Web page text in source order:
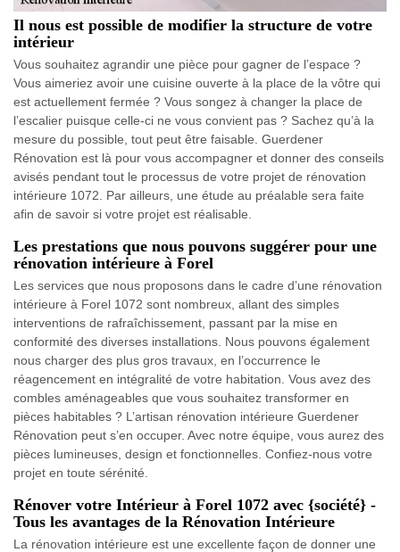
Il nous est possible de modifier la structure de votre
intérieur
Vous souhaitez agrandir une pièce pour gagner de l’espace ?
Vous aimeriez avoir une cuisine ouverte à la place de la vôtre qui
est actuellement fermée ? Vous songez à changer la place de
l’escalier puisque celle-ci ne vous convient pas ? Sachez qu’à la
mesure du possible, tout peut être faisable. Guerdener
Rénovation est là pour vous accompagner et donner des conseils
avisés pendant tout le processus de votre projet de rénovation
intérieure 1072. Par ailleurs, une étude au préalable sera faite
afin de savoir si votre projet est réalisable.
Les prestations que nous pouvons suggérer pour une
rénovation intérieure à Forel
Les services que nous proposons dans le cadre d’une rénovation
intérieure à Forel 1072 sont nombreux, allant des simples
interventions de rafraîchissement, passant par la mise en
conformité des diverses installations. Nous pouvons également
nous charger des plus gros travaux, en l’occurrence le
réagencement en intégralité de votre habitation. Vous avez des
combles aménageables que vous souhaitez transformer en
pièces habitables ? L’artisan rénovation intérieure Guerdener
Rénovation peut s’en occuper. Avec notre équipe, vous aurez des
pièces lumineuses, design et fonctionnelles. Confiez-nous votre
projet en toute sérénité.
Rénover votre Intérieur à Forel 1072 avec {société} -
Tous les avantages de la Rénovation Intérieure
La rénovation intérieure est une excellente façon de donner une